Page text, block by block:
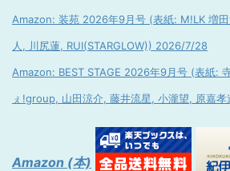
Amazon: 装苑 2026年9月号 (表紙: M!LK 増
人, 川尻蓮, RUI(STARGLOW)) 2026/7/28
Amazon: BEST STAGE 2026年9月号 (表紙:
ぇ!group, 山田涼介, 藤井流星, 小瀧望, 原嘉
Amazon (本)